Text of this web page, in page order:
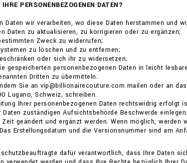
PERSONENBEZOGENEN DATEN?
Daten wir verarbeiten, wo diese Daten herstammen und
Daten zu aktualisieren, zu korrigieren oder zu ergänzen;
Zweck zu widerrufen;
zu löschen und zu entfernen;
oder sich ihr zu widersetzen;
gespeicherten personenbezogenen Daten in leicht
Dritten zu übermitteln.
Sie an vip@billionairecouture.com mailen oder an
Lugano, Schweiz, schreiben.
Ihrer personenbezogenen Daten rechtswidrig erfolgt
zuständigen Aufsichtsbehörde Beschwerde einlegen.
geändert und ergänzt werden. Wenn möglich, werden
Erstellungsdatum und die Versionsnummer sind am
dafür verantwortlich, dass Ihre Daten